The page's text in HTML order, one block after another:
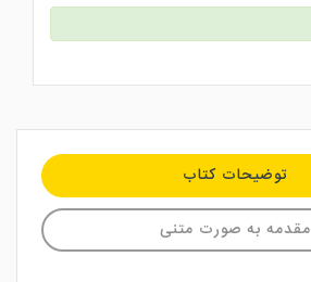
توضیحات کتاب
مقدمه به صورت متنی